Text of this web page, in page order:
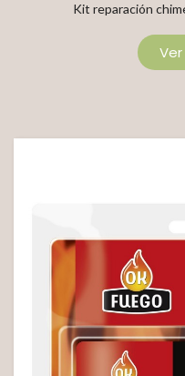
Kit reparación